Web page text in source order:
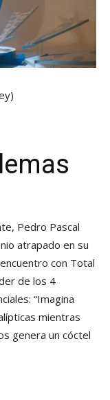
Pedro Pascal
atrapado en su
con Total
de los 4
“Imagina
mientras
genera un cóctel